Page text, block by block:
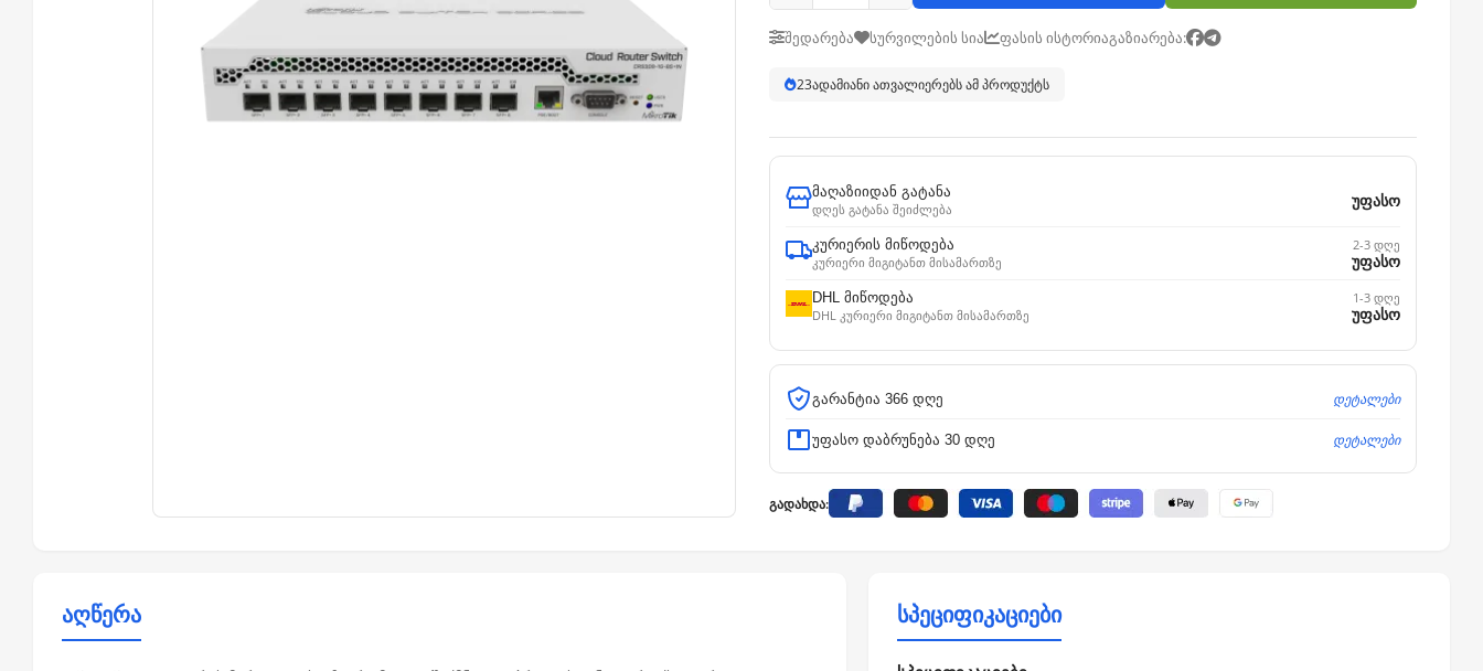
შედარება სურვილების სია ფასის ისტორიაგაზიარება:
23ადამიანი ათვალიერებს ამ პროდუქტს
მაღაზიიდან გატანა
დღეს გატანა შეიძლება
უფასო
კურიერის მიწოდება
კურიერი მიგიტანთ მისამართზე
2-3 დღე
უფასო
DHL მიწოდება
DHL კურიერი მიგიტანთ მისამართზე
1-3 დღე
უფასო
გარანტია 366 დღე დეტალები
უფასო დაბრუნება 30 დღე დეტალები
გადახდა:
აღწერა სპეციფიკაციები